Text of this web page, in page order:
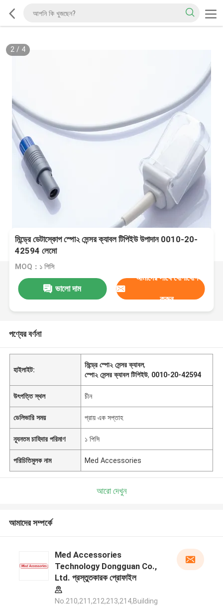
2/ 4
মিন্ড্রে ডেটাস্কোপ স্পো২ সেন্সর ক্যাবল টিপিইউ উপাদান 0010-20-
42594 লেমো
MOQ：১ পিসি
ভালো দাম
আমাদের সাথে যোগাযোগ
করুন
পণ্যের বর্ণনা
হাইলাইট:
মিন্ড্রে স্পো২ সেন্সর ক্যাবল,
স্পো২ সেন্সর ক্যাবল টিপিইউ, 0010-20-42594
উৎপত্তি স্থল চীন
ডেলিভারি সময় প্রায় এক সপ্তাহ
ন্যূনতম চাহিদার পরিমাণ ১ পিসি
পরিচিতিমুলক নাম Med Accessories
আরো দেখুন
আমাদের সম্পর্কে
Med Accessories
Technology Dongguan Co.,
Ltd. প্রস্তুতকারক প্রোফাইল
No.210,211,212,213,214,Building